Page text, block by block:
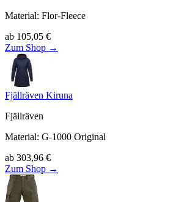
Material: Flor-Fleece
ab 105,05 €
Zum Shop →
Fjällräven Kiruna
Fjällräven
Material: G-1000 Original
ab 303,96 €
Zum Shop →